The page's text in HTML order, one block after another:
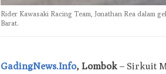
Rider Kawasaki Racing Team, Jonathan Rea dalam
Barat.
GadingNews.Info, Lombok – Sirkuit